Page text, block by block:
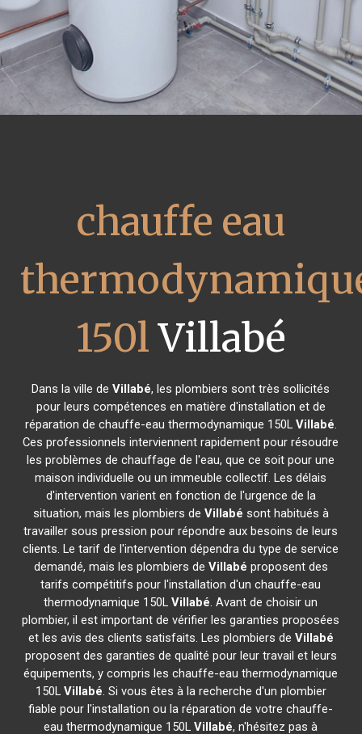
chauffe eau
150lVillabé
Dans la ville deVillabé, les plombiers sont très sollicités
pour leurs compétences en matière d'installation et de
réparation de chauffe-eau thermodynamique 150L Villabé.
Ces professionnels interviennent rapidement pour résoudre
les problèmes de chauffage de l'eau, que ce soit pour une
maison individuelle ou un immeuble collectif. Les délais
d'intervention varient en fonction de l'urgence de la
situation, mais les plombiers de Villabé sont habitués à
travailler sous pression pour répondre aux besoins de leurs
clients. Le tarif de l'intervention dépendra du type de service
demandé, mais les plombiers de Villabé proposent des
tarifs compétitifs pour l'installation d'un chauffe-eau
thermodynamique 150LVillabé. Avant de choisir un
plombier, il est important de vérifier les garanties proposées
et les avis des clients satisfaits. Les plombiers de Villabé
proposent des garanties de qualité pour leur travail et leurs
équipements, y compris les chauffe-eau thermodynamique
150L Villabé. Si vous êtes à la recherche d'un plombier
fiable pour l'installation ou la réparation de votre chauffe-
eau thermodynamique 150LVillabé, n'hésitez pas à